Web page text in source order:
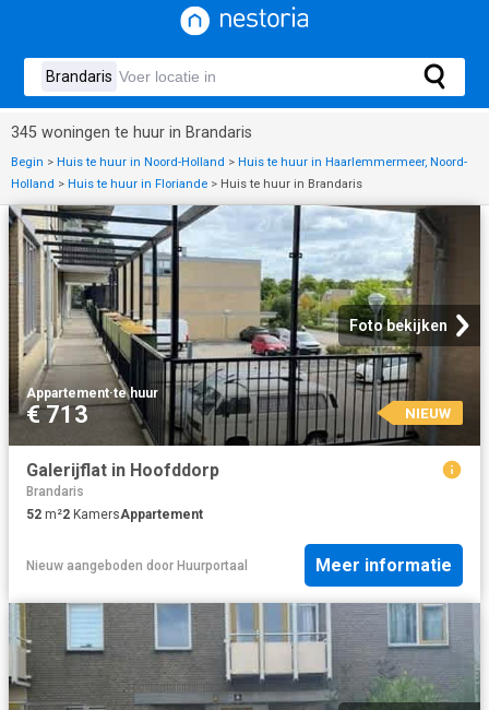
345 woningen te huur in Brandaris
Begin > Huis te huur in Noord-Holland > Huis te huur in Haarlemmermeer, Noord-
Holland > Huis te huur in Floriande > Huis te huur in Brandaris
Foto bekijken
Appartement·te huur
€ 713 NIEUW
Galerijflat in Hoofddorp
Brandaris
52 m²2 KamersAppartement
Nieuw aangeboden door Huurportaal Meer informatie